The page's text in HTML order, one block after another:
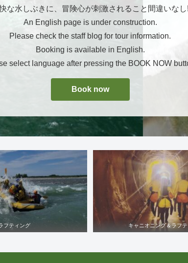
な水しぶきに、冒険心が刺激されること間違いなし
An English page is under construction.
Please check the staff blog for tour information.
Booking is available in English.
select language after pressing the BOOK NOW
Book now
フティング キャニオニング＆ラフ